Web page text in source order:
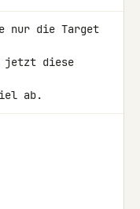
nur die Target
jetzt diese
ab.